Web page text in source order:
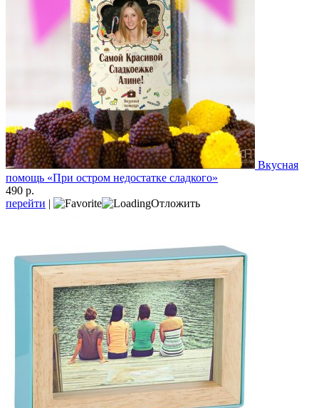
Вкусная
помощь «При остром недостатке сладкого»
490 р.
перейти | Отложить